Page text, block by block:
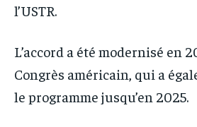
l’USTR.
L’accord a été modernisé en
Congrès américain, qui a
le programme jusqu’en 2025.